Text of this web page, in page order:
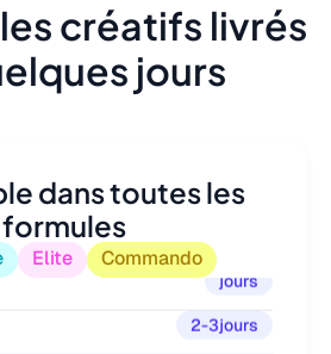
créatifs livrés
jours
dans toutes les
formules
Elite Commando
jours
2-3jours